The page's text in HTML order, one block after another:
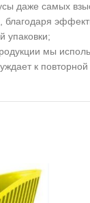
даже самых
упаковки;
мы
к повторной